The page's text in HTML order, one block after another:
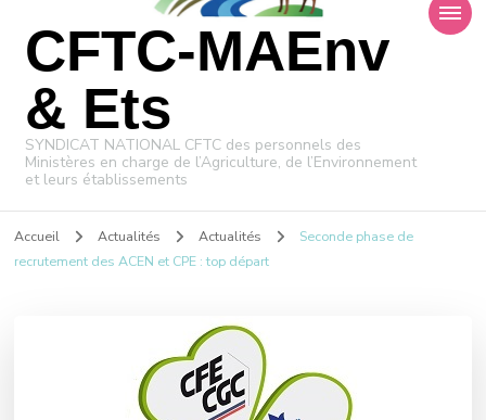
CFTC-MAEnv
& Ets
SYNDICAT NATIONAL CFTC des personnels des
Ministères en charge de l’Agriculture, de l’Environnement
et leurs établissements
Accueil Actualités Actualités
Seconde phase de
recrutement des ACEN et CPE : top départ